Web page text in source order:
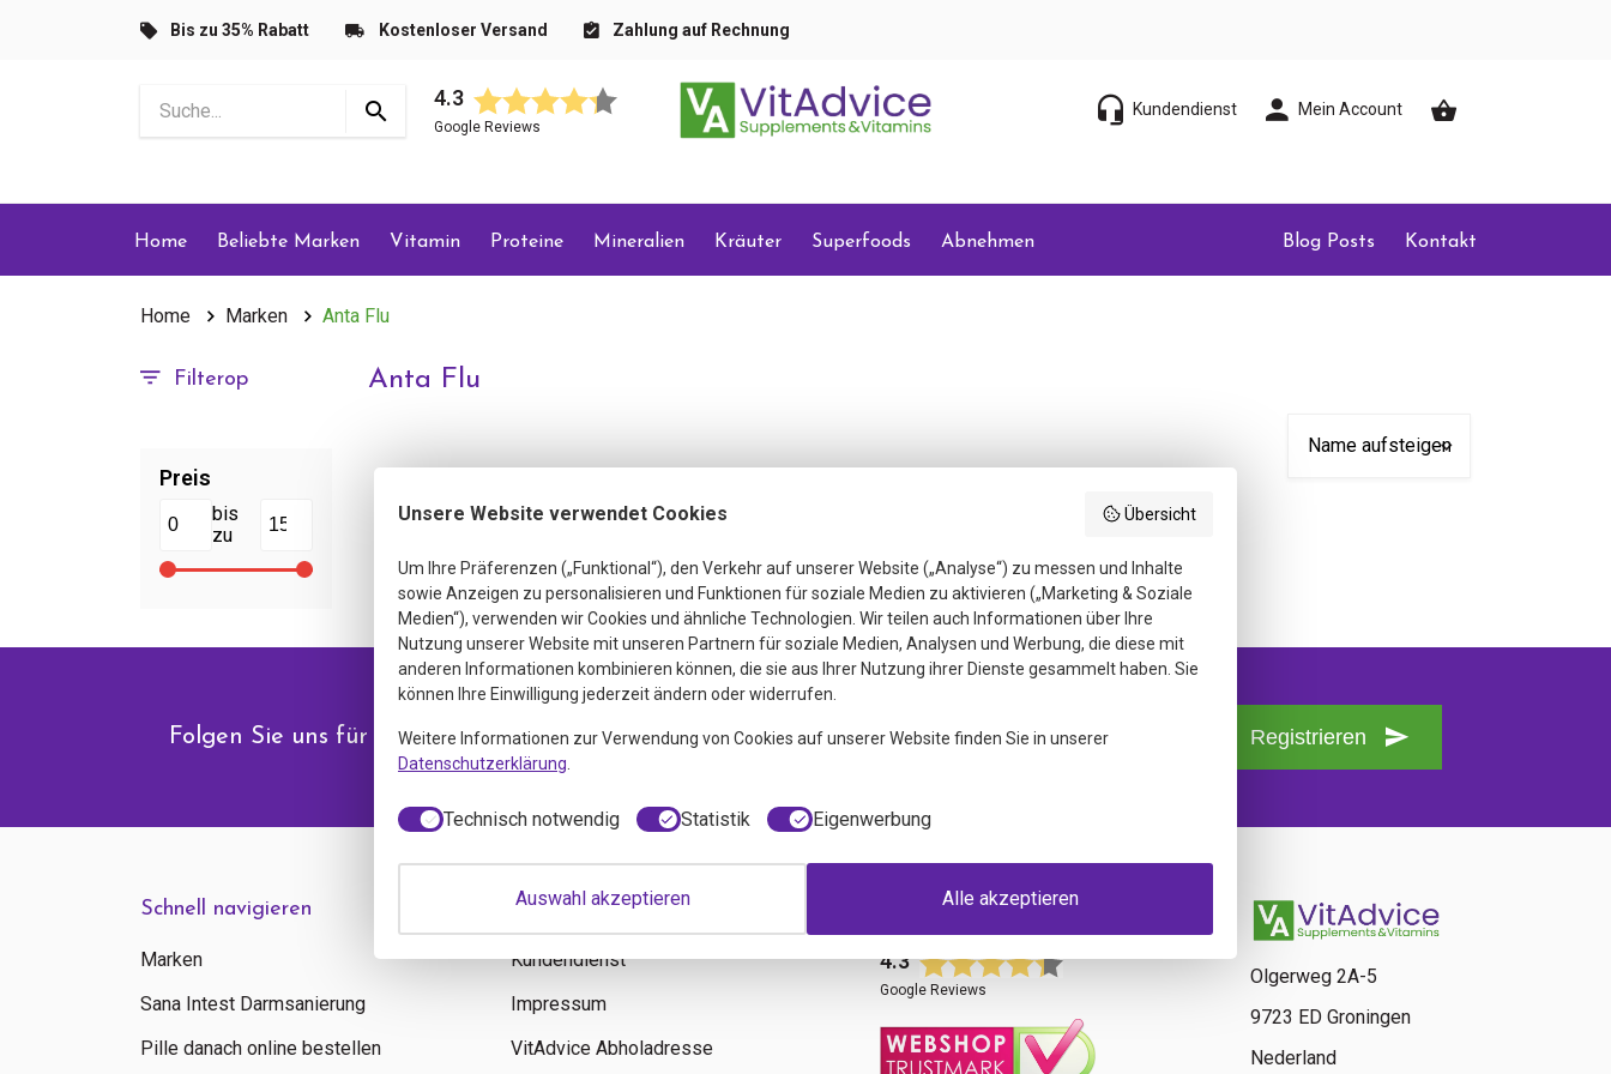
Bis zu 35% Rabatt Kostenloser Versand Zahlung auf Rechnung
4.3
Google Reviews
Kundendienst Mein Account
Home Beliebte Marken Vitamin Proteine Mineralien Kräuter Superfoods Abnehmen Blog Posts Kontakt
Home Marken Anta Flu
Filterop
Preis
bis
zu
Anta Flu
Folgen Sie uns für Angebote & Neuigkeiten Registrieren
Schnell navigieren
Marken
Sana Intest Darmsanierung
Pille danach online bestellen
Infos
Kundendienst
Impressum
VitAdvice Abholadresse
Bewertungen
4.3
Google Reviews
Olgerweg 2A-5
9723 ED Groningen
Nederland
Unsere Website verwendet Cookies Übersicht
Um Ihre Präferenzen („Funktional“), den Verkehr auf unserer Website („Analyse“) zu messen und Inhalte
sowie Anzeigen zu personalisieren und Funktionen für soziale Medien zu aktivieren („Marketing & Soziale
Medien“), verwenden wir Cookies und ähnliche Technologien. Wir teilen auch Informationen über Ihre
Nutzung unserer Website mit unseren Partnern für soziale Medien, Analysen und Werbung, die diese mit
anderen Informationen kombinieren können, die sie aus Ihrer Nutzung ihrer Dienste gesammelt haben. Sie
können Ihre Einwilligung jederzeit ändern oder widerrufen.
Weitere Informationen zur Verwendung von Cookies auf unserer Website finden Sie in unserer
Datenschutzerklärung
Technisch notwendig Statistik Eigenwerbung
Auswahl akzeptieren Alle akzeptieren